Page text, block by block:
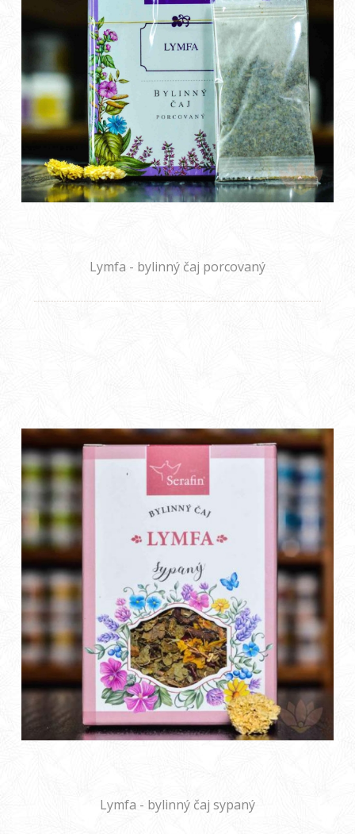
Lymfa - bylinný čaj porcovaný
Lymfa - bylinný čaj sypaný